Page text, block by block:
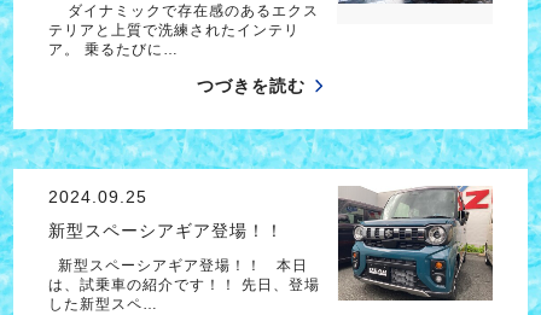
ダイナミックで存在感のあるエクス
テリアと上質で洗練されたインテリ
ア。 乗るたびに…
つづきを読む
2024.09.25
新型スペーシアギア登場！！
新型スペーシアギア登場！！ 本日
は、試乗車の紹介です！！ 先日、登場
した新型スペ…